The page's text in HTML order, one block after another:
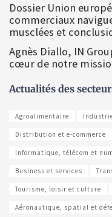
Dossier Union
commerciaux
musclées et
Agnès Diallo, IN
cœur de notre
Actualités des
Agroalimentaire
Distribution et e-commerce
Informatique, télécom et
Business et services
Tourisme, loisir et culture
Aéronautique, spatial et